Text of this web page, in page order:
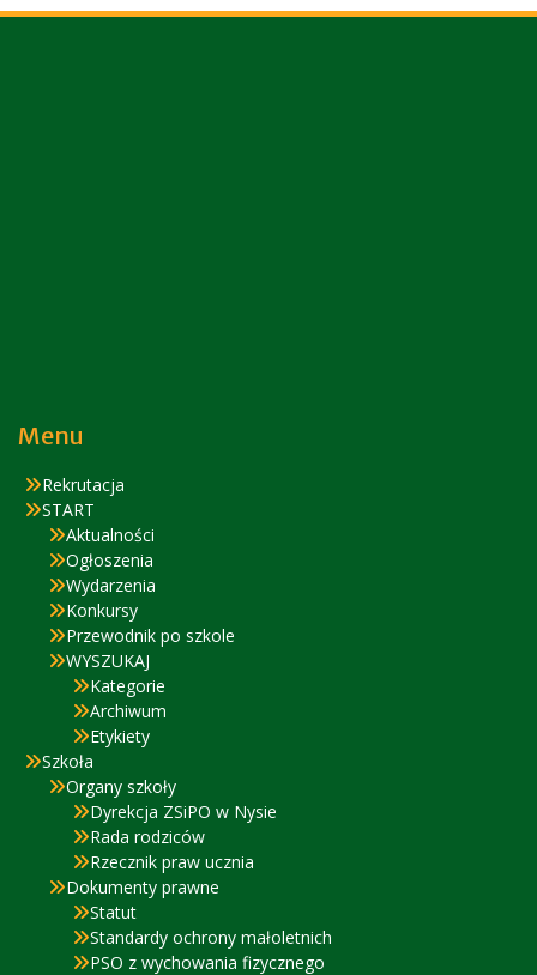
Menu
Rekrutacja
START
Aktualności
Ogłoszenia
Wydarzenia
Konkursy
Przewodnik po szkole
WYSZUKAJ
Kategorie
Archiwum
Etykiety
Szkoła
Organy szkoły
Dyrekcja ZSiPO w Nysie
Rada rodziców
Rzecznik praw ucznia
Dokumenty prawne
Statut
Standardy ochrony małoletnich
PSO z wychowania fizycznego